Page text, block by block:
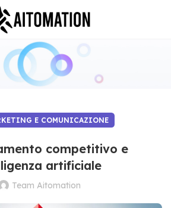
E COMUNICAZIONE
competitivo e
artificiale
Team Aitomation